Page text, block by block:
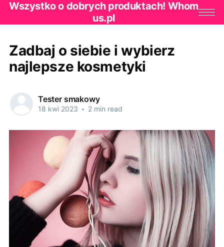
Wszystko o dobrych produktach! Whom
us.pl
Zadbaj o siebie i wybierz
najlepsze kosmetyki
Tester smakowy
18 kwi 2023 • 2 min read